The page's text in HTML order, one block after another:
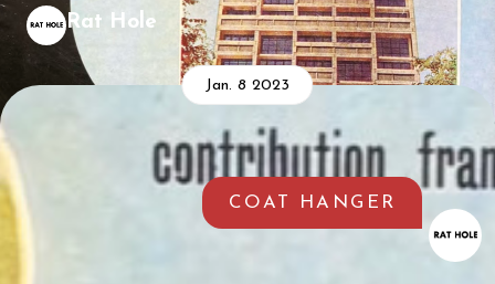
Rat Hole
Jan. 8 2023
COAT HANGER